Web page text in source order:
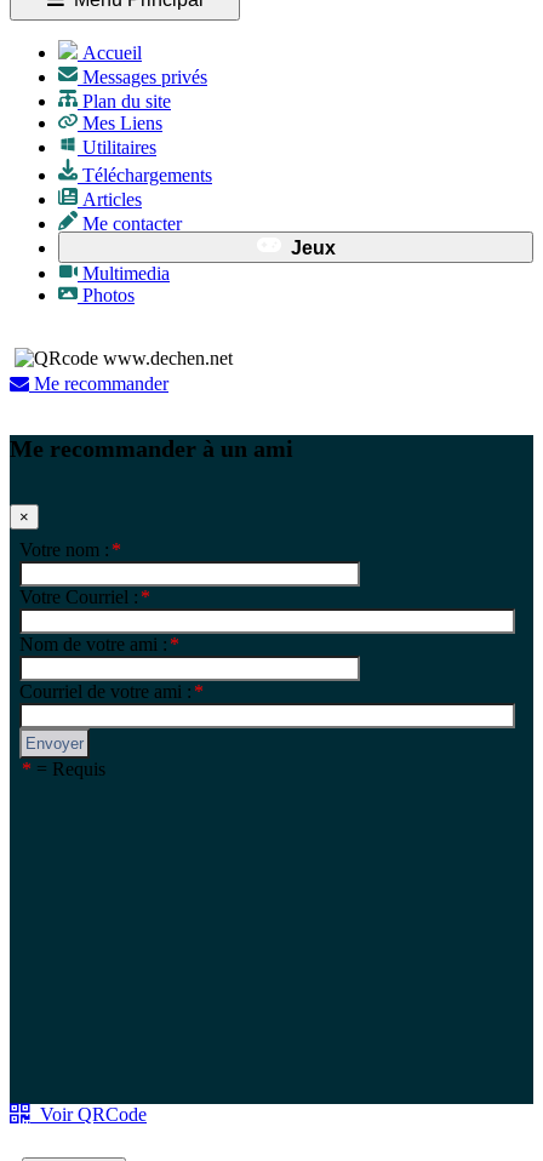
Accueil
Messages privés
Plan du site
Mes Liens
Utilitaires
Téléchargements
Articles
Me contacter
Jeux
Multimedia
Photos
Me recommander
Me recommander à un ami
×
Voir QRCode